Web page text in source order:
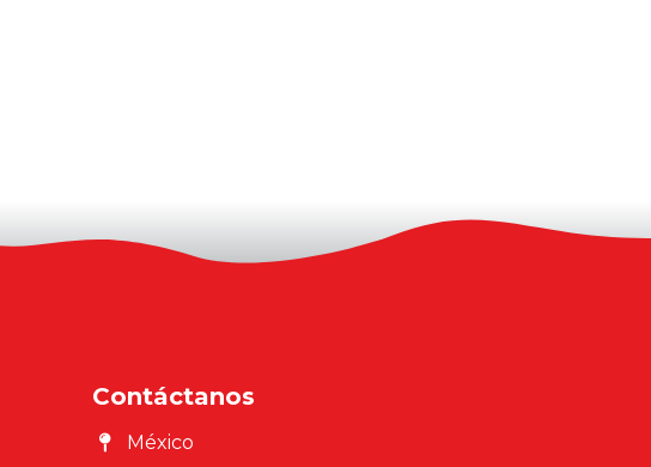
Contáctanos
México